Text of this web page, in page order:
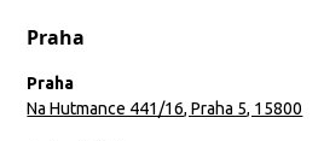
Praha
Praha
Na Hutmance 441/16, Praha 5, 15800